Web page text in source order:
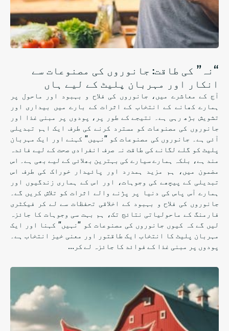
“نہ” کی طاقت: جانوروں کی مصنوعات سے
انکار اور مہربان پلیٹ کے لیے ہاں
آج کے معاشرے میں، جانوروں کی فلاح و بہبود اور ماحول پر
ہمارے کھانے کے انتخاب کے اثرات کے بارے میں بیداری اور
تشویش بڑھ رہی ہے۔ نتیجے کے طور پر، پودوں پر مبنی غذا اور
جانوروں کی مصنوعات کو مسترد کرنے کی طرف ایک اہم تبدیلی
آئی ہے۔ جانوروں کی مصنوعات کو "نہیں" کہنے اور ایک مہربان
پلیٹ کو گلے لگانے کی طاقت نہ صرف انفرادی صحت کے لیے فائدہ
مند ہے، بلکہ ہمارے سیارے کی بہترین بھلائی کے لیے بھی ہے۔ اس
مضمون میں، ہم مزید ہمدرد اور پائیدار خوراک کی طرف اس
تبدیلی کے پیچھے کی وجوہات، اور اس کے ہماری زندگیوں اور
ہمارے آس پاس کی دنیا پر پڑنے والے اثرات کو تلاش کریں گے۔
جانوروں کی فلاح و بہبود کے اخلاقی تحفظات سے لے کر فیکٹری
فارمنگ کے ماحولیاتی نتائج تک، ہم بہت سی وجوہات کا جائزہ
لیں گے کہ کیوں جانوروں کی مصنوعات کو "نہیں" کہنا اور ایک
مہربان پلیٹ کا انتخاب ایک طاقتور اور معنی خیز انتخاب ہے۔
پودوں پر مبنی غذا کے فوائد کا جائزہ لے کر…